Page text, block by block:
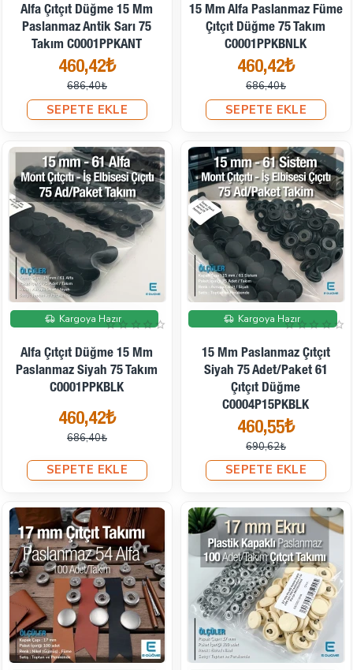
Alfa Çıtçıt Düğme 15 Mm
Paslanmaz Antik Sarı 75
Takım C0001PPKANT
460,42₺
686,40₺
SEPETE EKLE
15 Mm Alfa Paslanmaz Füme
Çıtçıt Düğme 75 Takım
C0001PPKBNLK
460,42₺
686,40₺
SEPETE EKLE
İndirimde
Kargoya Hazır
Alfa Çıtçıt Düğme 15 Mm
Paslanmaz Siyah 75 Takım
C0001PPKBLK
460,42₺
686,40₺
SEPETE EKLE
İndirimde
Kargoya Hazır
15 Mm Paslanmaz Çıtçıt
Siyah 75 Adet/Paket 61
Çıtçıt Düğme
C0004P15PKBLK
460,55₺
690,62₺
SEPETE EKLE